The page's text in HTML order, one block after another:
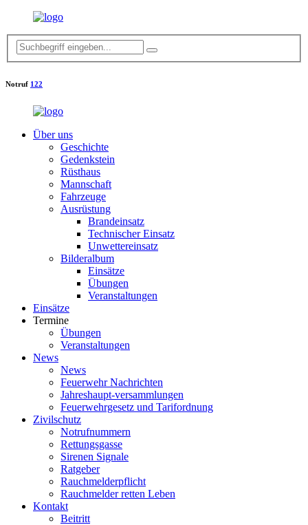
Notruf 122
Über uns
Geschichte
Gedenkstein
Rüsthaus
Mannschaft
Fahrzeuge
Ausrüstung
Brandeinsatz
Technischer Einsatz
Unwettereinsatz
Bilderalbum
Einsätze
Übungen
Veranstaltungen
Einsätze
Termine
Übungen
Veranstaltungen
News
News
Feuerwehr Nachrichten
Jahreshaupt-versammlungen
Feuerwehrgesetz und Tarifordnung
Zivilschutz
Notrufnummern
Rettungsgasse
Sirenen Signale
Ratgeber
Rauchmelderpflicht
Rauchmelder retten Leben
Kontakt
Beitritt